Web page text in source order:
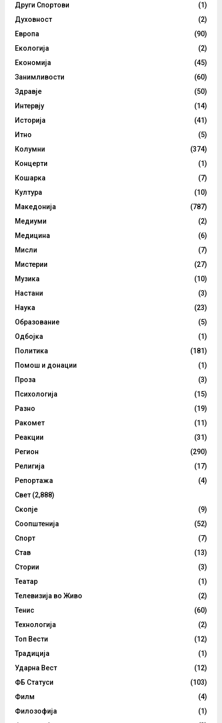
Други Спортови
(1)
Духовност
(2)
Европа
(90)
Екологија
(2)
Економија
(45)
Занимливости
(60)
Здравје
(50)
Интервју
(14)
Историја
(41)
Итно
(5)
Колумни
(374)
Концерти
(1)
Кошарка
(7)
Култура
(10)
Македонија
(787)
Медиуми
(2)
Медицина
(6)
Мисли
(7)
Мистерии
(27)
Музика
(10)
Настани
(3)
Наука
(23)
Образование
(5)
Одбојка
(1)
Политика
(181)
Помош и донации
(1)
Проза
(3)
Психологија
(15)
Разно
(19)
Ракомет
(11)
Реакции
(31)
Регион
(290)
Религија
(17)
Репортажа
(4)
Свет (2,888)
Скопје
(9)
Соопштенија
(52)
Спорт
(7)
Став
(13)
Стории
(3)
Театар
(1)
Телевизија во Живо
(2)
Тенис
(60)
Технологија
(2)
Топ Вести
(12)
Традиција
(1)
Ударна Вест
(12)
ФБ Статуси
(103)
Филм
(4)
Филозофија
(1)